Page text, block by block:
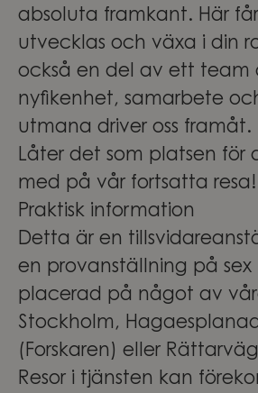
absoluta framkant. Här
utvecklas och växa i din
också en del av ett team
nyfikenhet, samarbete
utmana driver oss framåt.
Låter det som platsen för
med på vår fortsatta resa!
Praktisk information
Detta är en
en provanställning på sex
placerad på något av
Stockholm,
(Forskaren) eller
Resor i tjänsten kan